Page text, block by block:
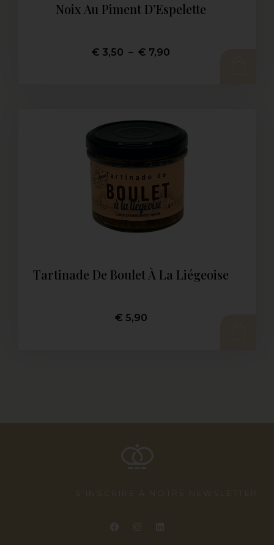
Noix Au Piment D’Espelette
€ 3,50 – € 7,90
Tartinade De Boulet À La Liégeoise
€ 5,90
S'INSCRIRE À NOTRE NEWSLETTER